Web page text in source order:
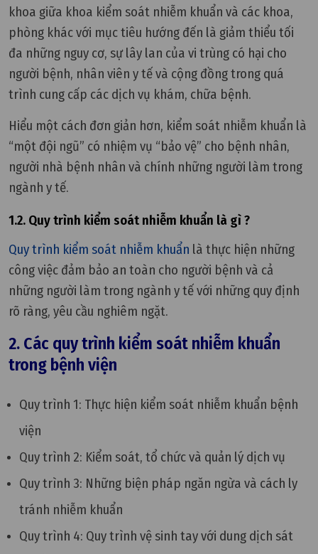
khoa giữa khoa kiểm soát nhiễm khuẩn và các khoa,
phòng khác với mục tiêu hướng đến là giảm thiểu tối
đa những nguy cơ, sự lây lan của vi trùng có hại cho
người bệnh, nhân viên y tế và cộng đồng trong quá
trình cung cấp các dịch vụ khám, chữa bệnh.
Hiểu một cách đơn giản hơn, kiểm soát nhiễm khuẩn là
“một đội ngũ” có nhiệm vụ “bảo vệ” cho bệnh nhân,
người nhà bệnh nhân và chính những người làm trong
ngành y tế.
1.2. Quy trình kiểm soát nhiễm khuẩn là gì ?
Quy trình kiểm soát nhiễm khuẩn là thực hiện những
công việc đảm bảo an toàn cho người bệnh và cả
những người làm trong ngành y tế với những quy định
rõ ràng, yêu cầu nghiêm ngặt.
2. Các quy trình kiểm soát nhiễm khuẩn
trong bệnh viện
Quy trình 1: Thực hiện kiểm soát nhiễm khuẩn bệnh
viện
Quy trình 2: Kiểm soát, tổ chức và quản lý dịch vụ
Quy trình 3: Những biện pháp ngăn ngừa và cách ly
tránh nhiễm khuẩn
Quy trình 4: Quy trình vệ sinh tay với dung dịch sát